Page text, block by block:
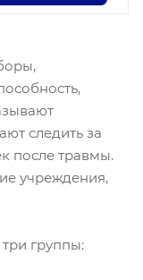
следить за
после травмы.
учреждения,
группы: